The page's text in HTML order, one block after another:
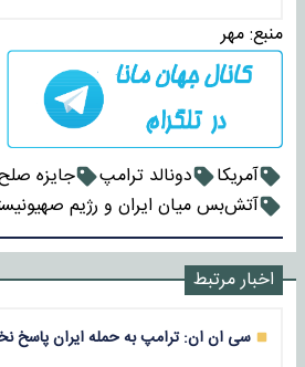
منبع:مهر
آمریکا دونالد ترامپ
جایزه
آتش‌بس میان ایران و رژیم
اخبار مرتبط
سی ان ان: ترامپ به حمله ایران پاسخ